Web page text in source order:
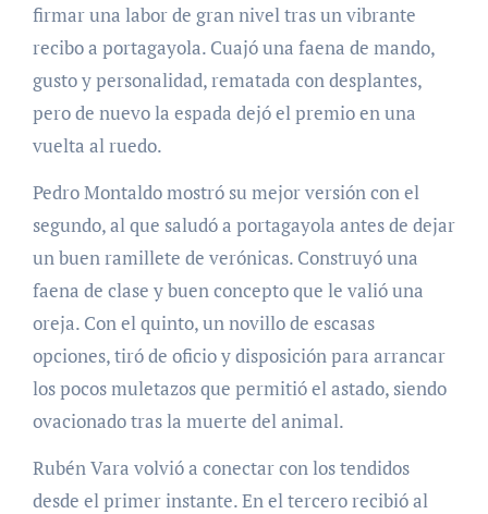
firmar una labor de gran nivel tras un vibrante
recibo a portagayola. Cuajó una faena de mando,
gusto y personalidad, rematada con desplantes,
pero de nuevo la espada dejó el premio en una
vuelta al ruedo.
Pedro Montaldo mostró su mejor versión con el
segundo, al que saludó a portagayola antes de dejar
un buen ramillete de verónicas. Construyó una
faena de clase y buen concepto que le valió una
oreja. Con el quinto, un novillo de escasas
opciones, tiró de oficio y disposición para arrancar
los pocos muletazos que permitió el astado, siendo
ovacionado tras la muerte del animal.
Rubén Vara volvió a conectar con los tendidos
desde el primer instante. En el tercero recibió al